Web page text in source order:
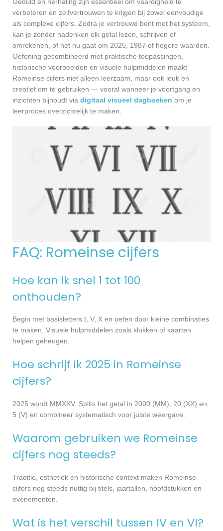
Geduld en herhaling zijn essentieel om vaardigheid te
verbeteren en zelfvertrouwen te krijgen bij zowel eenvoudige
als complexe cijfers. Zodra je vertrouwd bent met het systeem,
kan je zonder nadenken elk getal lezen, schrijven of
omrekenen, of het nu gaat om 2025, 1987 of hogere waarden.
Oefening gecombineerd met praktische toepassingen,
historische voorbeelden en visuele hulpmiddelen maakt
Romeinse cijfers niet alleen leerzaam, maar ook leuk en
creatief om te gebruiken — vooral wanneer je voortgang en
inzichten bijhoudt via digitaal visueel dagboeken om je
leerproces overzichtelijk te maken.
FAQ: Romeinse cijfers
Hoe kan ik snel 1 tot 100
onthouden?
Begin met basisletters I, V, X en oefen door kleine combinaties
te maken. Visuele hulpmiddelen zoals klokken of kaarten
helpen geheugen.
Hoe schrijf ik 2025 in Romeinse
cijfers?
2025 wordt MMXXV. Splits het getal in 2000 (MM), 20 (XX) en
5 (V) en combineer systematisch voor juiste weergave.
Waarom gebruiken we Romeinse
cijfers nog steeds?
Traditie, esthetiek en historische context maken Romeinse
cijfers nog steeds nuttig bij titels, jaartallen, hoofdstukken en
evenementen.
Wat is het verschil tussen IV en VI?